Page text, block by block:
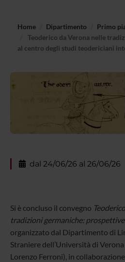
Home Dipartimento
Primo
Teoderico da Verona nelle
al centro degli studi teodericiani
dal 24/06/26 al 26/06/26
Si è concluso il convegno
tradizioni germaniche:
organizzato dal Dipartimento di
Straniere dell’Università di
Lorenzo Ferroni), in